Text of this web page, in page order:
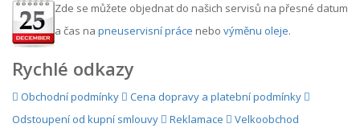
Zde se můžete objednat do našich servisů na přesné datum
a čas na pneuservisní práce nebo výměnu oleje.
Rychlé odkazy
Obchodní podmínky
Cena dopravy a platební podmínky
Odstoupení od kupní smlouvy
Reklamace Velkoobchod